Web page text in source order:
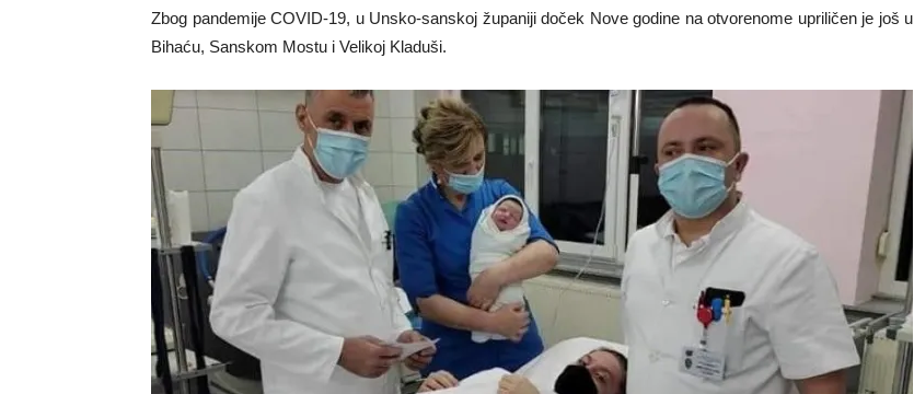
Zbog pandemije COVID-19, u Unsko-sanskoj županiji doček Nove godine na otvorenome upriličen je još u
Bihaću, Sanskom Mostu i Velikoj Kladuši.